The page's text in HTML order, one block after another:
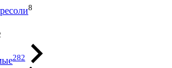
8
282